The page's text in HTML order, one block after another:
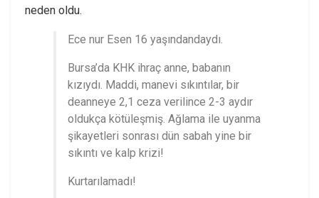
neden oldu.
Ece nur Esen 16 yaşındandaydı.
Bursa’da KHK ihraç anne, babanın
kızıydı. Maddi, manevi sıkıntılar, bir
deanneye 2,1 ceza verilince 2-3 aydır
oldukça kötüleşmiş. Ağlama ile uyanma
şikayetleri sonrası dün sabah yine bir
sıkıntı ve kalp krizi!
Kurtarılamadı!